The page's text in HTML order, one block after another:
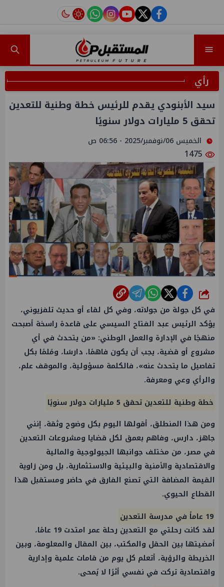
facebook
twitter
youtube
instagram
tiktok
رأي
سيد الأبنودي يقدم للرئيس خطة وطنية للتعدين
تحقق 5 مليارات دولار سنويًا
الخميس 06/نوفمبر/2025 - 06:56 ص
شارك
في كل جولة من جولاته، وفي كل لقاء أو حديث تلفزيوني،
يؤكد الرئيس عبد الفتاح السيسي على قاعدة راسخة أصبحت
منهجًا في الإدارة والعمل الوطني: «من يتحدث في أي
مشروع أو قضية، يجب أن يكون فاهمًا، دارسًا، ومُلمًا بكل
تفاصيل ما يتحدث عنه»، فالكلمة مسؤولية، والموقف علم،
والرأي وعي ومعرفة.
خطة وطنية للتعدين تحقق 5 مليارات دولار سنويًا
ومن هذا المنطلق، أقولها اليوم بكل وضوح وثقة، إنني
جاهز، دارس، وفاهم بعمق لكل قضايا ومشروعات التعدين
في مصر، من مختلف جوانبها الجيولوجية والمالية
والاقتصادية والأمنية والبيئية والاستثمارية، بل ومن زاوية
القيمة المضافة التي تصنع الفارق في حاضر ومستقبل هذا
القطاع الحيوي.
19 عاماً في مدرسة التعدين
لقد كانت رحلتي مع التعدين رحلة عمر امتدت 19 عامًا،
أمضيتها بين الحقل والمكتب، بين المقال والمعلومة، وبين
الخريطة والرؤية، أتعلم كل يوم من قامات علمية وإدارية
واقتصادية تركت في نفسي أثرًا لا يُمحى.